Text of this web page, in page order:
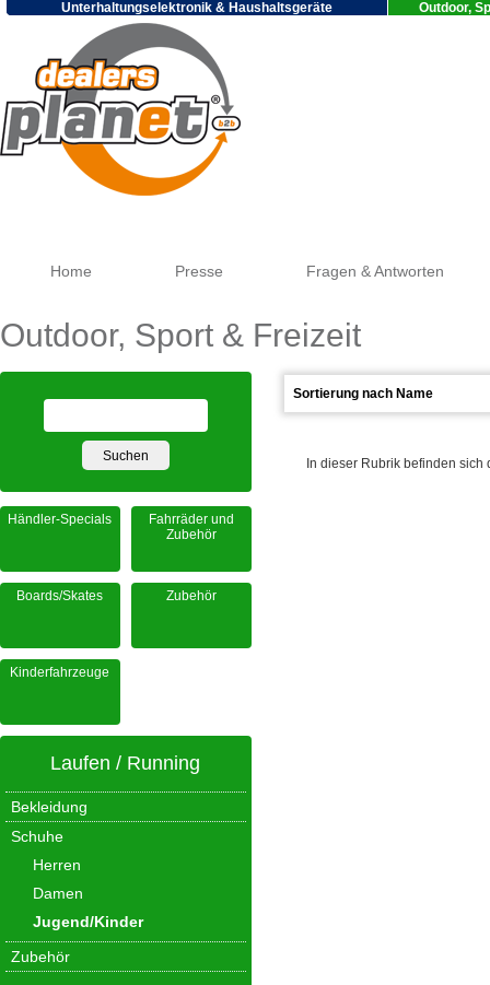
Unterhaltungselektronik & Haushaltsgeräte Outdoor,
Home Presse Fragen & Antworten
Outdoor, Sport & Freizeit
In dieser Rubrik befinden
Händler-Specials
Fahrräder und
Zubehör
Boards/Skates Zubehör
Kinderfahrzeuge
Laufen / Running
Bekleidung
Schuhe
Herren
Damen
Jugend/Kinder
Zubehör